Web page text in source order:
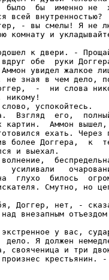
было  бы  именно не
всей внутренностью?
- вы смелы! Я не
комнату и
к двери. -
обе  руки
увидел жалкое
не зная в чем дело,
-  ни слова
никому!
успокойтесь.
Взгляд  его,
картин.  Аммон
ехать. Через
более Доггера,  к
и выехал.
усиливали
глухо  билось
Смутно, но
Доггер, нет, -
внезапным
у вас,
дело. Я должен
свояченица и три